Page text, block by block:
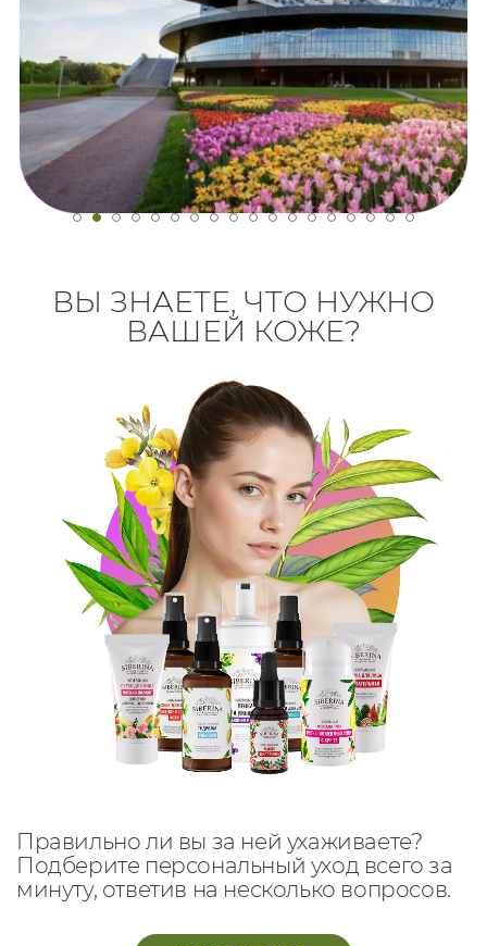
ВЫ ЗНАЕТЕ, ЧТО НУЖНО
ВАШЕЙ КОЖЕ?
Правильно ли вы за ней ухаживаете?
Подберите персональный уход всего за
минуту, ответив на несколько вопросов.